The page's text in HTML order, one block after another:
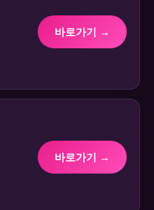
바로가기 →
바로가기 →